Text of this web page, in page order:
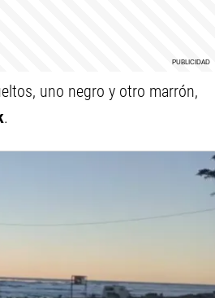
uno negro y otro marrón,
.